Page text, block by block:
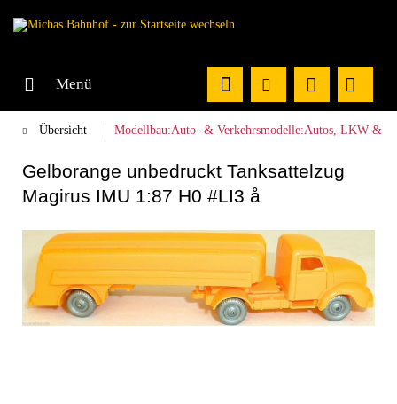
Menü
Übersicht Modellbau:Auto- & Verkehrsmodelle:Autos, LKW &
Gelborange unbedruckt Tanksattelzug
Magirus IMU 1:87 H0 #LI3 å